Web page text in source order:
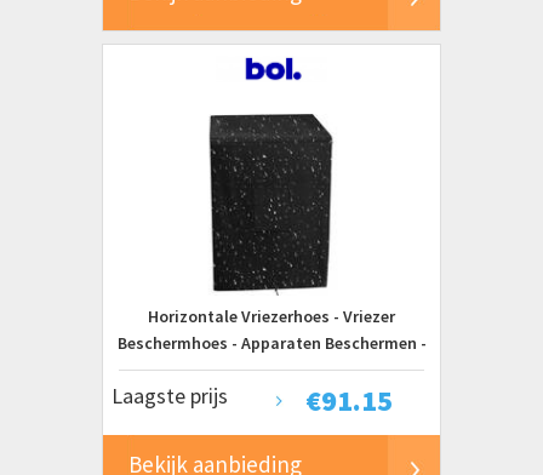
Horizontale Vriezerhoes - Vriezer
Beschermhoes - Apparaten Beschermen -
Dubbele Opening - 559 x 635 x 851 cm -
Zwart
€91.15
Laagste prijs
Bekijk aanbieding